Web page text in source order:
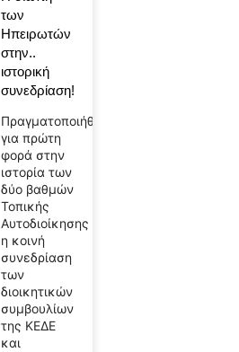
των
Ηπειρωτών
στην..
ιστορική
συνεδρίαση!
Πραγματοποιήθηκε
για πρώτη
φορά στην
ιστορία των
δύο βαθμών
Τοπικής
Αυτοδιοίκησης
η κοινή
συνεδρίαση
των
διοικητικών
συμβουλίων
της ΚΕΔΕ
και